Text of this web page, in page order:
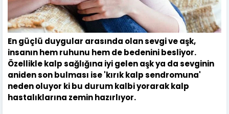
En güçlü duygular arasında olan sevgi ve aşk,
insanın hem ruhunu hem de bedenini besliyor.
Özellikle kalp sağlığına iyi gelen aşk ya da sevginin
aniden son bulması ise 'kırık kalp sendromuna'
neden oluyor ki bu durum kalbi yorarak kalp
hastalıklarına zemin hazırlıyor.